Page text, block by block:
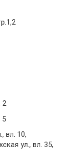
2
5
вл. 10,
ул., вл. 35,